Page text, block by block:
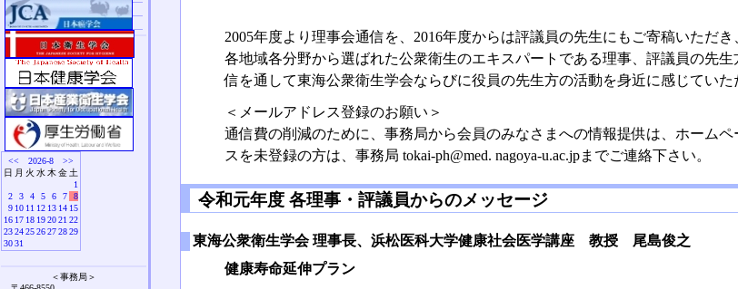
2005年度より理事会通信を、2016年度からは評議員の先生にもご寄稿いただ
各地域各分野から選ばれた公衆衛生のエキスパートである理事、評議員の先
信を通して東海公衆衛生学会ならびに役員の先生方の活動を身近に感じていた
＜メールアドレス登録のお願い＞
通信費の削減のために、事務局から会員のみなさまへの情報提供は、ホーム
スを未登録の方は、事務局 tokai-ph@med. nagoya-u.ac.jpまでご連絡下さい。
令和元年度 各理事・評議員からのメッセージ
東海公衆衛生学会 理事長、浜松医科大学健康社会医学講座 教授 尾島俊之
健康寿命延伸プラン
<< 2026-8
>>
日 月 火 水 木 金 土
1
2
3 4 5 6 7
8
9 10 11 12 13 14 15
16 17 18 19 20 21 22
23 24 25 26 27 28 29
30 31
＜事務局＞